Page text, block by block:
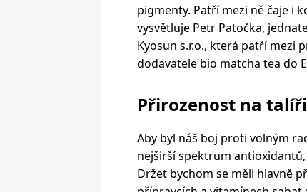
pigmenty. Patří mezi ně čaje i
vysvětluje Petr Patočka,
Kyosun s.r.o., která patří mezi
dodavatele bio matcha tea do
Přirozenost na talíři
Aby byl náš boj proti volným
nejširší spektrum
Držet bychom se měli hlavně